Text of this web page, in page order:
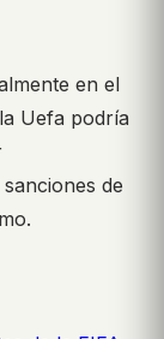
en el
Uefa podría
de